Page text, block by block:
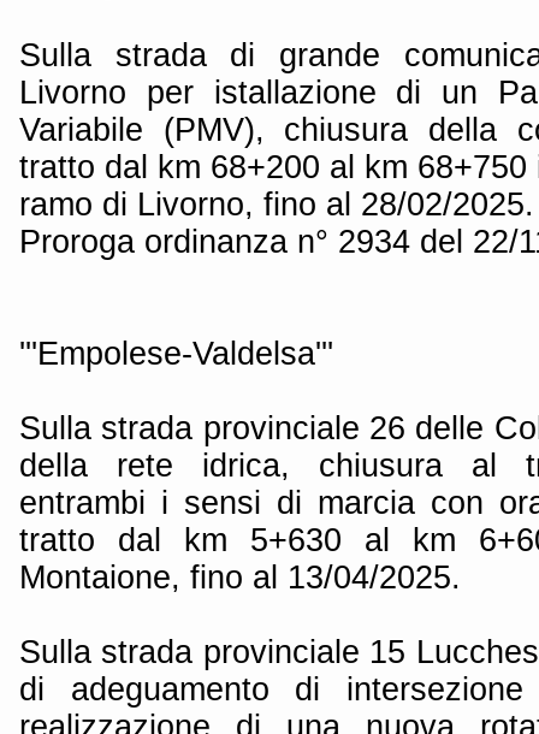
Sulla strada di grande
Livorno per istallazione di un
Variabile (PMV), chiusura della
tratto dal km 68+200 al km
ramo di Livorno, fino al 28/02/2025.
Proroga ordinanza n° 2934 del 22/
'''Empolese-Valdelsa'''
Sulla strada provinciale 26 delle
della rete idrica, chiusura al
entrambi i sensi di marcia con
tratto dal km 5+630 al km
Montaione, fino al 13/04/2025.
Sulla strada provinciale 15
di adeguamento di
realizzazione di una nuova